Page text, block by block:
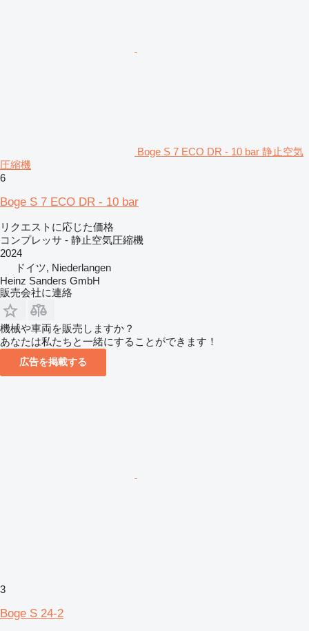
Boge S 7 ECO DR - 10 bar 静止空気
圧縮機
6
Boge S 7 ECO DR - 10 bar
リクエストに応じた価格
コンプレッサ - 静止空気圧縮機
2024
ドイツ, Niederlangen
Heinz Sanders GmbH
販売会社に連絡
機械や車両を販売しますか？
あなたは私たちと一緒にすることができます！
広告を掲載する
3
Boge S 24-2